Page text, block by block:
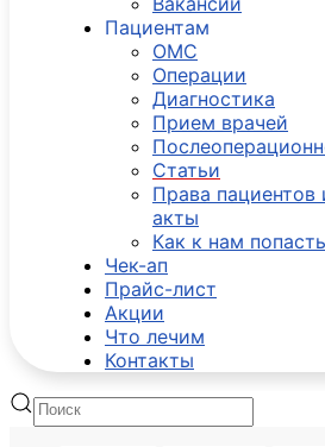
Пациентам
ОМС
Операции
Диагностика
Прием врачей
Статьи
Права
акты
Как к нам попасть
Чек-ап
Прайс-лист
Акции
Что лечим
Контакты